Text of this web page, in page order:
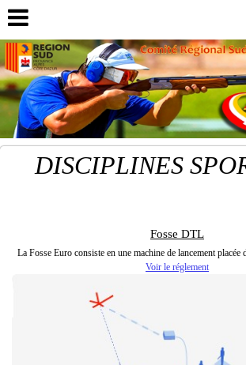
DISCIPLINES
Fosse DTL
La Fosse Euro consiste en une machine de lancement placée
Voir le réglement